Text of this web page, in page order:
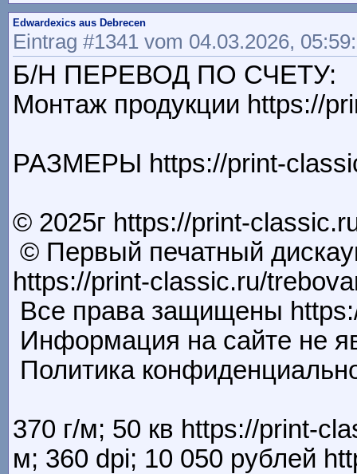
Edwardexics aus Debrecen
Eintrag #1341 vom 04.03.2026,
Б/Н ПЕРЕВОД ПО СЧЕТУ:
Монтаж продукции https://
РАЗМЕРЫ https://print-
© 2025г https://print-
© Первый печатный
https://print-classic.ru/
Все права защищены
Информация на сайте не
Политика
370 г/м; 50 кв https://print-
м; 360 dpi; 10 050 рублей